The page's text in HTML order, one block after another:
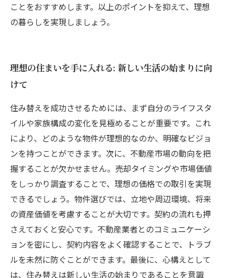
ことをおすすめします。以上のポイントを抑えて、理想
の暮らしを実現しましょう。
理想の住まいを手に入れる: 新しい生活の始まりに向
けて
住み替えを成功させるためには、まず自分のライフスタ
イルや家族構成の変化を見極めることが重要です。これ
により、どのような物件が理想的なのか、明確なビジョ
ンを持つことができます。次に、不動産市場の動向を把
握することが欠かせません。売却タイミングや市場価値
をしっかり調査することで、理想の価格での取引を実現
できるでしょう。物件選びでは、立地や周辺環境、将来
の資産価値を考慮することが大切です。契約の流れも押
さえておくと安心です。不動産業者とのコミュニケーシ
ョンを密にし、契約内容をよく確認することで、トラブ
ルを未然に防ぐことができます。最後に、心構えとして
は、住み替えは新しい生活の始まりであることを意識